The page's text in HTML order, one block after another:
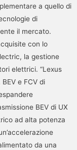
a quello di
di
il mercato.
con lo
la gestione
elettrici. “Lexus
e FCV di
BEV di UX
ad alta potenza
da una